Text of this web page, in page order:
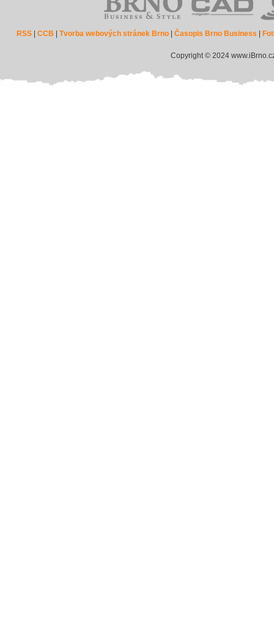
RSS |CCB |Tvorba webových stránek Brno |Časopis Brno Business
Copyright © 2024